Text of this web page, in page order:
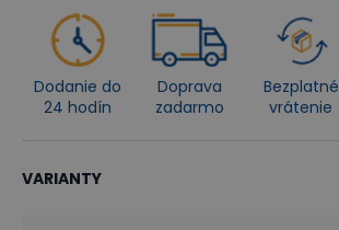
Dodanie do
24 hodín
Doprava
zadarmo
Bezplatné
vrátenie
VARIANTY